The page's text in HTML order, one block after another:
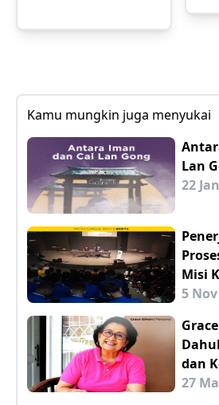
Kamu mungkin juga menyukai
Lan
22
Misi
5
dan
27